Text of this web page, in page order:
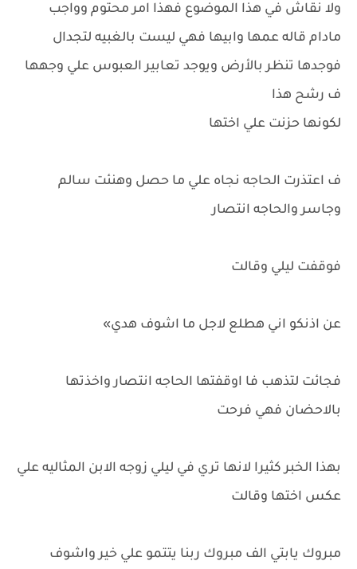
ولا نقاش في هذا الموضوع فهذا امر محتوم وواجب
مادام قاله عمها وابيها فهي ليست بالغبيه لتجدال
فوجدها تنظر بالأرض ويوجد تعابير العبوس علي وجهها
ف رشح هذا
لكونها حزنت علي اختها
ف اعتذرت الحاجه نجاه علي ما حصل وهنئت سالم
وجاسر والحاجه انتصار
فوقفت ليلي وقالت
عن اذنكو اني هطلع لاجل ما اشوف هدي»
فجائت لتذهب فا اوقفتها الحاجه انتصار واخذتها
بالاحضان فهي فرحت
بهذا الخبر كثيرا لانها تري في ليلي زوجه الابن المثاليه علي
عكس اختها وقالت
مبروك يابتي الف مبروك ربنا يتتمو علي خير واشوف